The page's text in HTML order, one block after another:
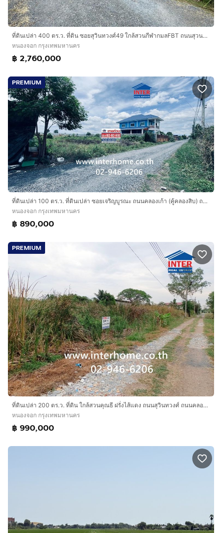
ที่ดินเปล่า 400 ตร.ว. ที่ดิน ซอยสุวินทวงศ์49 ใกล้สวนกีฬากมลFBT ถนนสุวนทวงศ์ ซอยสุวินทวงศ์49 เขตหนองจอก กรุงเทพมหานคร
หนองจอก กรุงเทพมหานคร
฿ 2,760,000
PREMIUM
ที่ดินเปล่า 100 ตร.ว. ที่ดินเปล่า ซอยเจริญบูรณะ ถนนคลองเก้า (คู้คลองสิบ) ถนนสุวินทวงศ์ เขตหนองจอก กรุงเทพมหานคร
หนองจอก กรุงเทพมหานคร
฿ 890,000
PREMIUM
ที่ดินเปล่า 200 ตร.ว. ที่ดิน ใกล้สวนคุณธี ฝรั่งไส้แดง ถนนสุวินทวงศ์ ถนนคลองเก้า เขตหนองจอก กรุงเทพมหานคร
หนองจอก กรุงเทพมหานคร
฿ 990,000